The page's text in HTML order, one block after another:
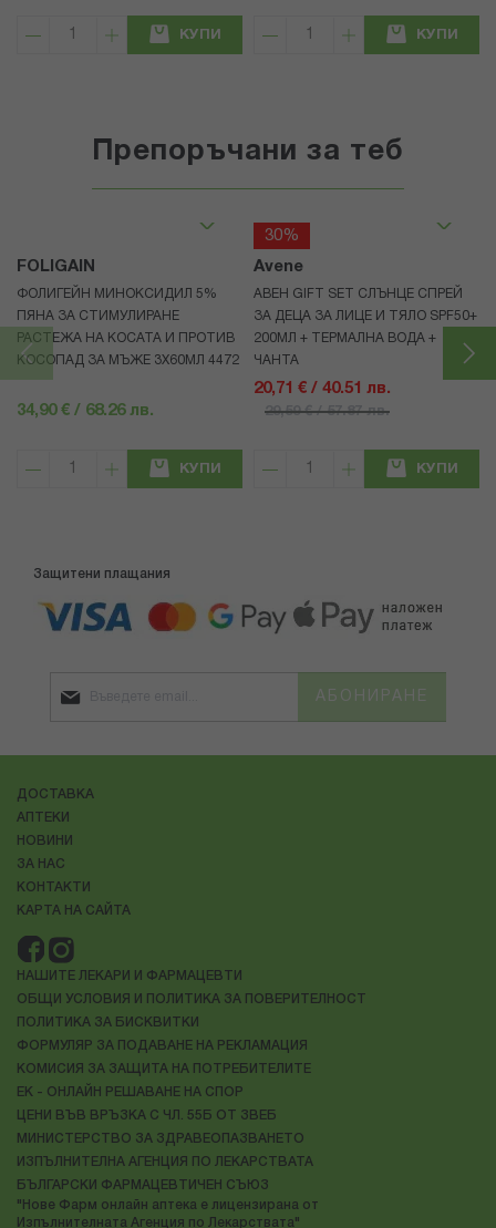
КУПИ КУПИ
Препоръчани за теб
FOLIGAIN
ФОЛИГЕЙН МИНОКСИДИЛ 5%
ПЯНА ЗА СТИМУЛИРАНЕ
РАСТЕЖА НА КОСАТА И ПРОТИВ
КОСОПАД ЗА МЪЖЕ 3X60МЛ 4472
34,90 € / 68.26 лв.
КУПИ
30%
Avene
АВЕН GIFT SET СЛЪНЦЕ СПРЕЙ
ЗА ДЕЦА ЗА ЛИЦЕ И ТЯЛО SPF50+
200МЛ + ТЕРМАЛНА ВОДА +
ЧАНТА
20,71 € / 40.51 лв.
29,59 € / 57.87 лв.
КУПИ
Защитени плащания
АБОНИРАНЕ
ДОСТАВКА
АПТЕКИ
НОВИНИ
ЗА НАС
КОНТАКТИ
КАРТА НА САЙТА
НАШИТЕ ЛЕКАРИ И ФАРМАЦЕВТИ
ОБЩИ УСЛОВИЯ И ПОЛИТИКА ЗА ПОВЕРИТЕЛНОСТ
ПОЛИТИКА ЗА БИСКВИТКИ
ФОРМУЛЯР ЗА ПОДАВАНЕ НА РЕКЛАМАЦИЯ
КОМИСИЯ ЗА ЗАЩИТА НА ПОТРЕБИТЕЛИТЕ
ЕК - ОНЛАЙН РЕШАВАНЕ НА СПОР
ЦЕНИ ВЪВ ВРЪЗКА С ЧЛ. 55Б ОТ ЗВЕБ
МИНИСТЕРСТВО ЗА ЗДРАВЕОПАЗВАНЕТО
ИЗПЪЛНИТЕЛНА АГЕНЦИЯ ПО ЛЕКАРСТВАТА
БЪЛГАРСКИ ФАРМАЦЕВТИЧЕН СЪЮЗ
"Нове Фарм онлайн аптека е лицензирана от
Изпълнителната Агенция по Лекарствата"